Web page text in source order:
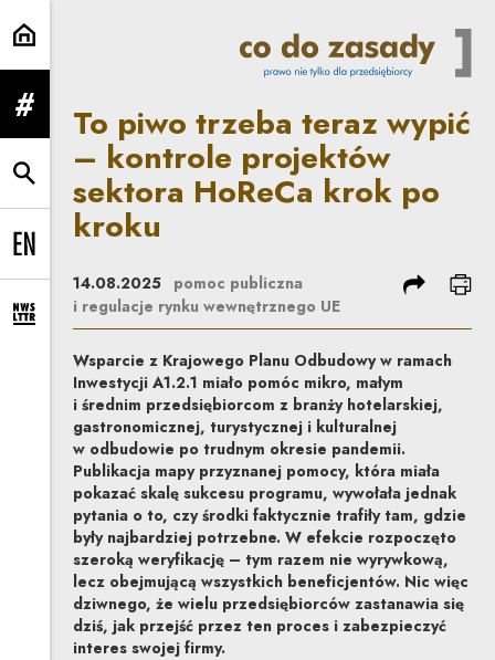
To piwo trzeba teraz wypić –
rozwiń menu
rozwiń wyszukiwarkę
Change language to EN
rozwiń formularz zapisu na newsletter
To piwo trzeba teraz wypić
– kontrole projektów
sektora HoReCa krok po
kroku
14.08.2025 pomoc publiczna
i regulacje rynku wewnętrznego UE
podziel się
Wsparcie z Krajowego Planu Odbudowy w ramach
Inwestycji A1.2.1 miało pomóc mikro, małym
i średnim przedsiębiorcom z branży hotelarskiej,
gastronomicznej, turystycznej i kulturalnej
w odbudowie po trudnym okresie pandemii.
Publikacja mapy przyznanej pomocy, która miała
pokazać skalę sukcesu programu, wywołała jednak
pytania o to, czy środki faktycznie trafiły tam, gdzie
były najbardziej potrzebne. W efekcie rozpoczęto
szeroką weryfikację – tym razem nie wyrywkową,
lecz obejmującą wszystkich beneficjentów. Nic więc
dziwnego, że wielu przedsiębiorców zastanawia się
dziś, jak przejść przez ten proces i zabezpieczyć
interes swojej firmy.